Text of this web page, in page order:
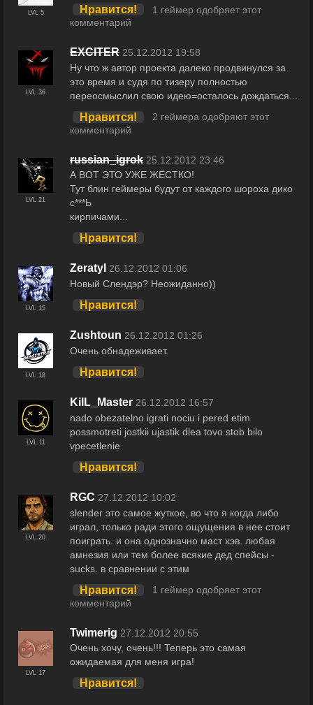
LVL 5 Нравится!
1 геймер одобряет этот
комментарий
LVL 36
EXCITER 25.12.2012 19:58
Ну что ж автор проекта далеко продвинулся за
это время и судя по тизеру полностью
переосмыслил свою идею=осталось дождаться...
Нравится!
2 геймера одобряют этот
комментарий
LVL 21
russian_igrok 25.12.2012 23:46
А ВОТ ЭТО УЖЕ ЖЁСТКО!
Тут блин геймеры будут от каждого шороха дико
с***Ь
кирпичами...
Нравится!
LVL 15
Zeratyl 26.12.2012 01:06
Новый Слендэр? Неожиданно))
Нравится!
LVL 18
Zushtoun 26.12.2012 01:26
Очень обнадеживает.
Нравится!
LVL 11
KilL_Master 26.12.2012 16:57
nado obezatelno igrati nociu i pered etim
possmotreti jostkii ujastik dlea tovo stob bilo
vpecetlenie
Нравится!
LVL 20
RGC 27.12.2012 10:02
slender это самое жуткое, во что я когда либо
играл, только ради этого ощущения в нее стоит
поиграть. и она однозначно маст хэв. любая
амнезия или тем более всякие дед спейсы -
sucks. в сравнении с этим
Нравится!
1 геймер одобряет этот
комментарий
LVL 17
Twimerig 27.12.2012 20:55
Очень хочу, очень!!! Теперь это самая
ожидаемая для меня игра!
Нравится!